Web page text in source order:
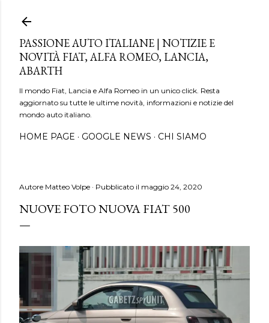
PASSIONE AUTO ITALIANE | NOTIZIE E
NOVITÀ FIAT, ALFA ROMEO, LANCIA,
ABARTH
Il mondo Fiat, Lancia e Alfa Romeo in un unico click. Resta
aggiornato su tutte le ultime novità, informazioni e notizie del
mondo auto italiano.
HOME PAGE GOOGLE NEWS CHI SIAMO
Autore Matteo Volpe Pubblicato il maggio 24, 2020
NUOVE FOTO NUOVA FIAT 500